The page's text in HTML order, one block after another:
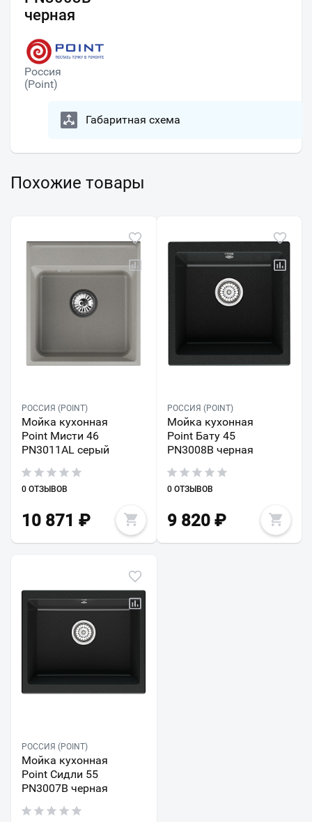
черная
Россия
(Point)
Габаритная схема
Похожие товары
РОССИЯ (POINT)
Мойка кухонная
Point Мисти 46
PN3011AL серый
0 ОТЗЫВОВ
10 871 ₽
РОССИЯ (POINT)
Мойка кухонная
Point Бату 45
PN3008B черная
0 ОТЗЫВОВ
9 820₽
РОССИЯ (POINT)
Мойка кухонная
Point Сидли 55
PN3007B черная